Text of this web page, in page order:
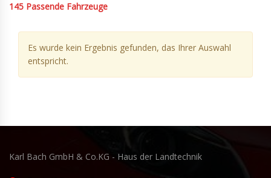
145 Passende Fahrzeuge
Es wurde kein Ergebnis gefunden, das Ihrer Auswahl
entspricht.
Karl Bach GmbH & Co.KG - Haus der Landtechnik